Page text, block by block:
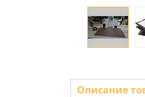
Описание